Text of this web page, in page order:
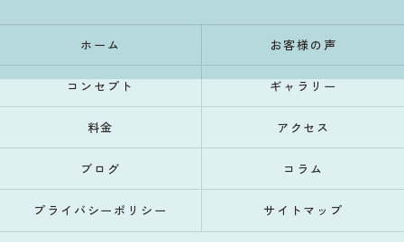
ホーム お客様の声
コンセプト ギャラリー
料金 アクセス
ブログ コラム
プライバシーポリシー サイトマップ